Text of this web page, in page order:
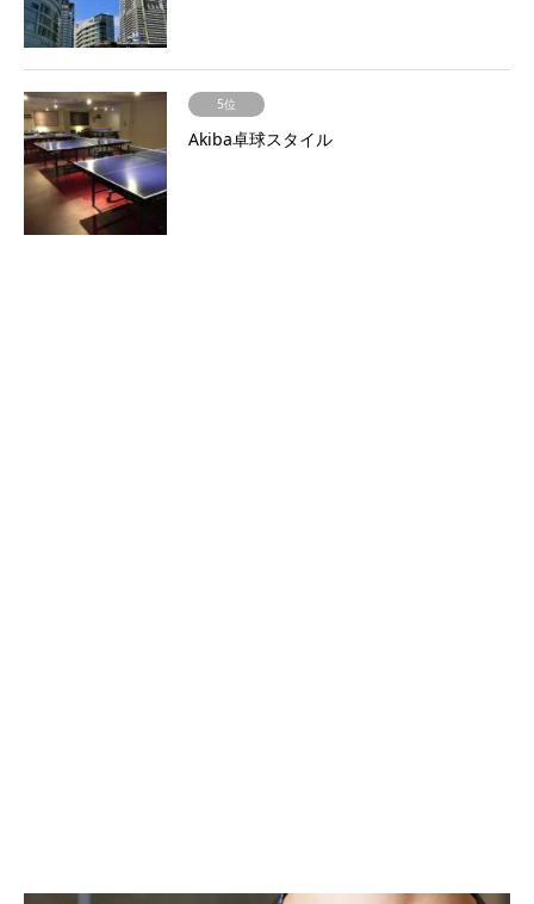
5位
Akiba卓球スタイル